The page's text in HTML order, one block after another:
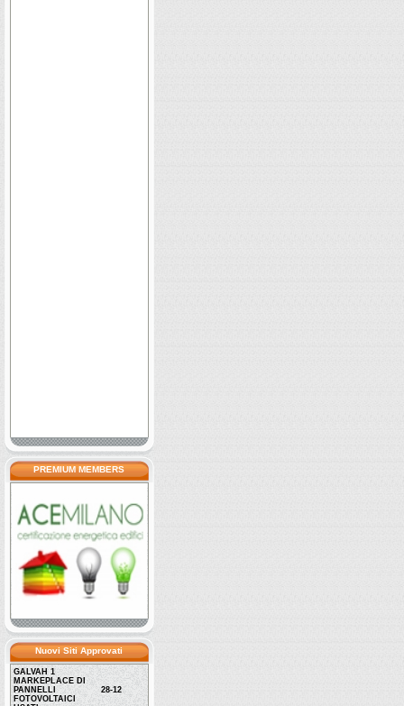
PREMIUM MEMBERS
Nuovi Siti Approvati
GALVAH 1
MARKEPLACE DI
PANNELLI
FOTOVOLTAICI
28-12